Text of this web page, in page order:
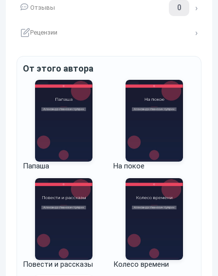
Отзывы 0
Рецензии
От этого автора
Папаша На покое
Повести и рассказы Колесо времени